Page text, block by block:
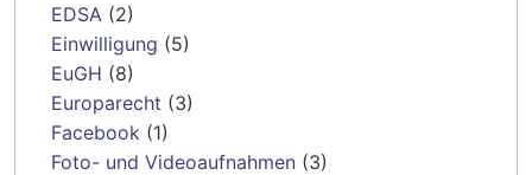
EDSA (2)
Einwilligung (5)
EuGH (8)
Europarecht (3)
Facebook (1)
Foto- und Videoaufnahmen (3)